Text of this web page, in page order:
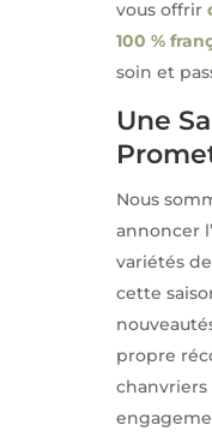
vous offrir
100 %
soin et
Une
Nous
annoncer
variétés
cette
propre